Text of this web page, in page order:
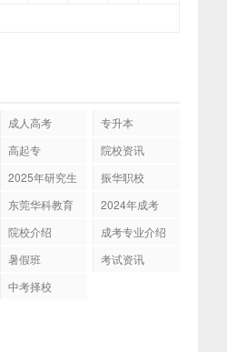
成人高考
专升本
高起专
院校资讯
2025年研究生
振华职校
东莞华科教育
2024年成考
院校介绍
成考专业介绍
暑假班
考试资讯
中考择校